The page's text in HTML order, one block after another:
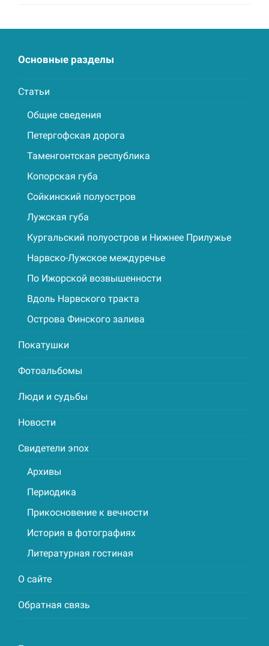
Основные разделы
Статьи
Общие сведения
Петергофская дорога
Таменгонтская республика
Копорская губа
Сойкинский полуостров
Лужская губа
Кургальский полуостров и Нижнее Прилужье
Нарвско-Лужское междуречье
По Ижорской возвышенности
Вдоль Нарвского тракта
Острова Финского залива
Покатушки
Фотоальбомы
Люди и судьбы
Новости
Свидетели эпох
Архивы
Периодика
Прикосновение к вечности
История в фотографиях
Литературная гостиная
О сайте
Обратная связь